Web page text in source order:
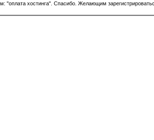
хостинга". Спасибо. Желающим